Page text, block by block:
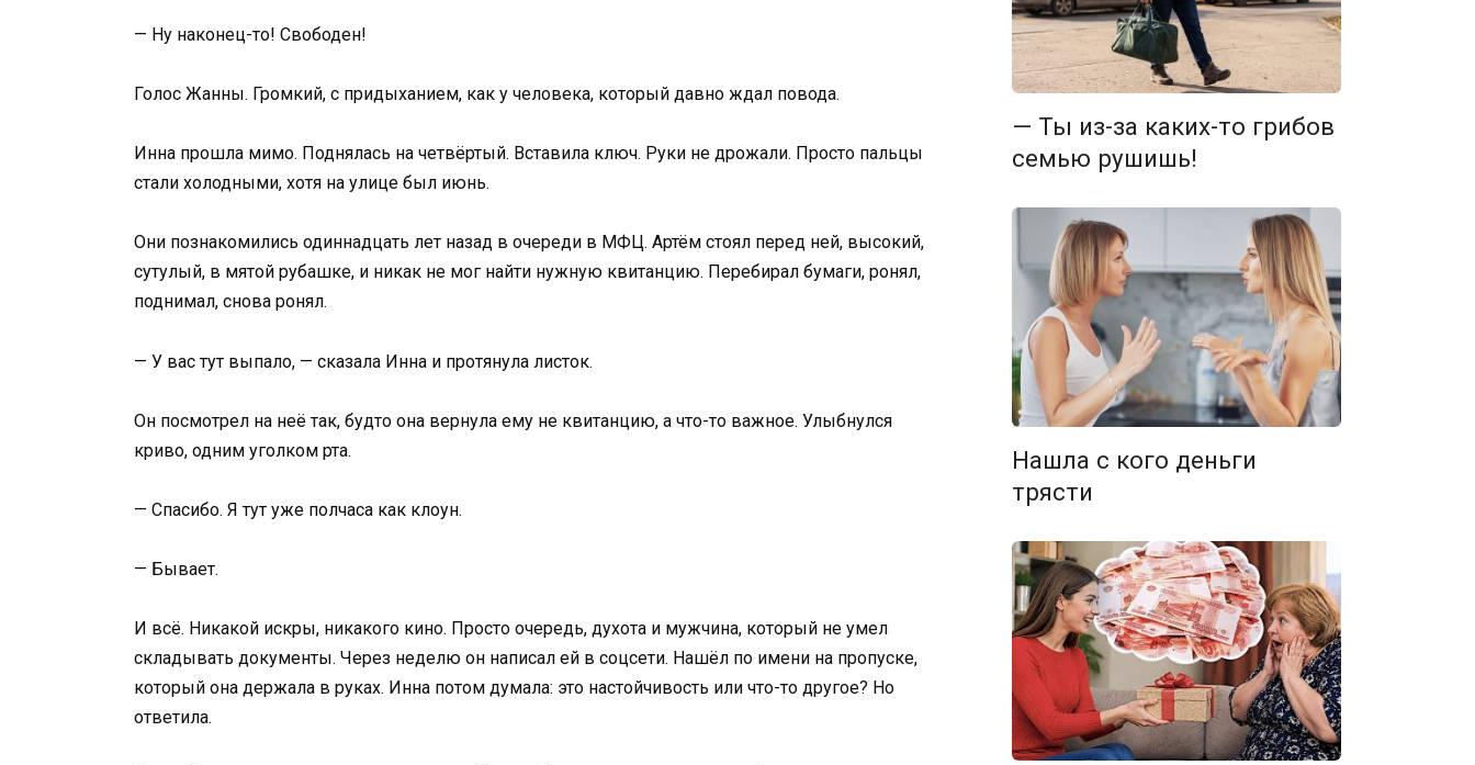
— Ну наконец-то! Свободен!
Голос Жанны. Громкий, с придыханием, как у человека, который давно ждал повода.
Инна прошла мимо. Поднялась на четвёртый. Вставила ключ. Руки не дрожали. Просто пальцы
стали холодными, хотя на улице был июнь.
Они познакомились одиннадцать лет назад в очереди в МФЦ. Артём стоял перед ней, высокий,
сутулый, в мятой рубашке, и никак не мог найти нужную квитанцию. Перебирал бумаги, ронял,
поднимал, снова ронял.
— У вас тут выпало, — сказала Инна и протянула листок.
Он посмотрел на неё так, будто она вернула ему не квитанцию, а что-то важное. Улыбнулся
криво, одним уголком рта.
— Спасибо. Я тут уже полчаса как клоун.
— Бывает.
И всё. Никакой искры, никакого кино. Просто очередь, духота и мужчина, который не умел
складывать документы. Через неделю он написал ей в соцсети. Нашёл по имени на пропуске,
который она держала в руках. Инна потом думала: это настойчивость или что-то другое? Но
ответила.
— Ты из-за каких-то грибов
семью рушишь!
Нашла с кого деньги
трясти